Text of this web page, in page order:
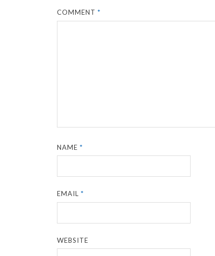
COMMENT*
NAME*
EMAIL*
WEBSITE